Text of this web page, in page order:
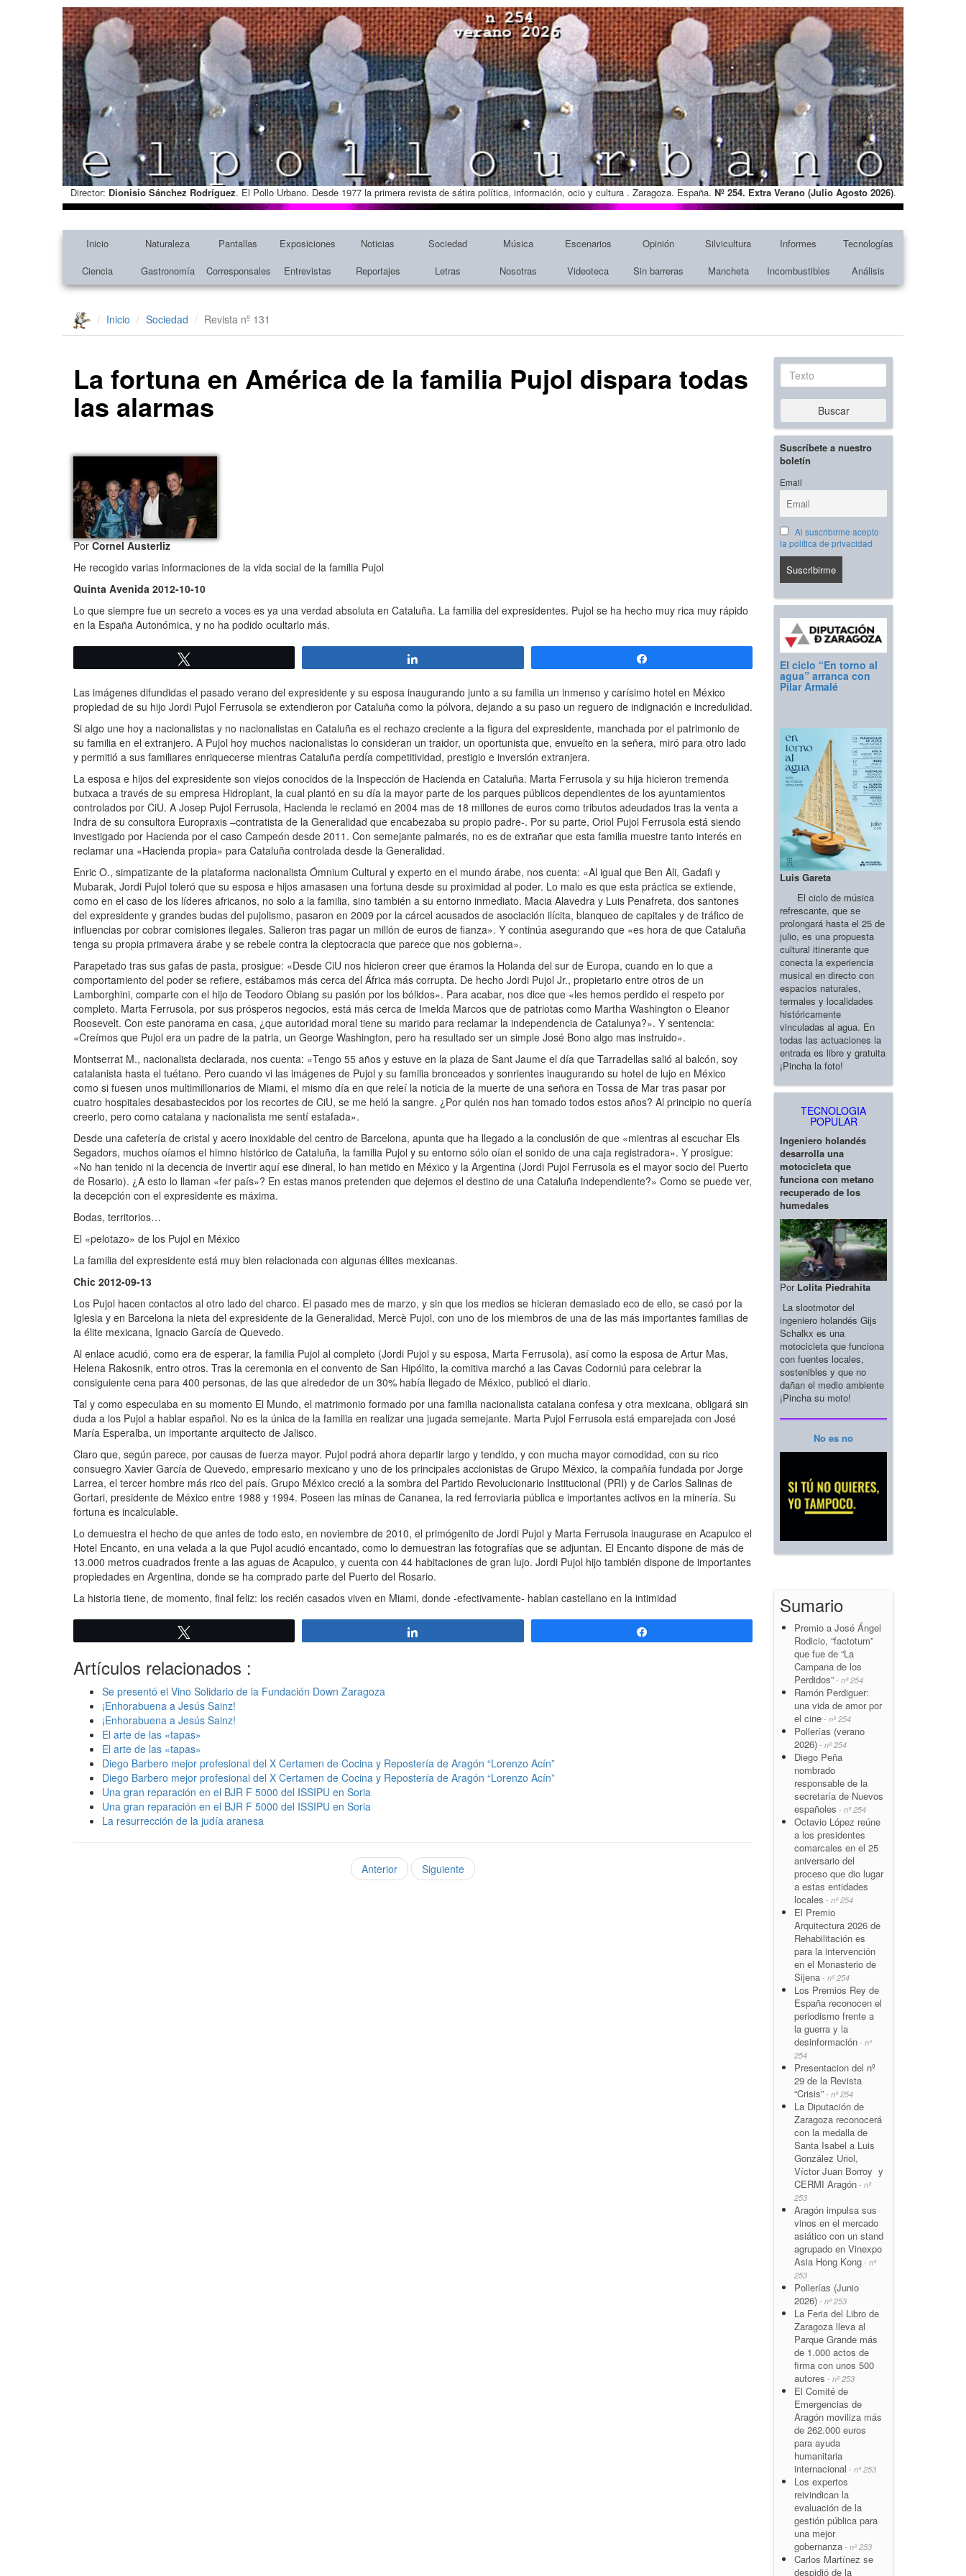
Director: Dionisio Sánchez Rodríguez. El Pollo Urbano. Desde 1977 la primera revista de sátira política, información, ocio y cultura . Zaragoza. España. Nº 254. Extra Verano (Julio Agosto 2026).
Inicio Naturaleza Pantallas Exposiciones Noticias Sociedad Música Escenarios Opinión Silvicultura Informes
Tecnologías
Ciencia
Gastronomía Corresponsales Entrevistas Reportajes Letras Nosotras Videoteca Sin barreras Mancheta Incombustibles Análisis
Inicio Sociedad Revista nº 131
La fortuna en América de la familia Pujol dispara todas
las alarmas
PorCornel Austerliz
He recogido varias informaciones de la vida social de la familia Pujol
Quinta Avenida 2012-10-10
Lo que siempre fue un secreto a voces es ya una verdad absoluta en Cataluña. La familia del expresidentes. Pujol se ha hecho muy rica muy rápido
en la España Autonómica, y no ha podido ocultarlo más.
Las imágenes difundidas el pasado verano del expresidente y su esposa inaugurando junto a su familia un inmenso y carísimo hotel en México
propiedad de su hijo Jordi Pujol Ferrusola se extendieron por Cataluña como la pólvora, dejando a su paso un reguero de indignación e incredulidad.
Si algo une hoy a nacionalistas y no nacionalistas en Cataluña es el rechazo creciente a la figura del expresidente, manchada por el patrimonio de
su familia en el extranjero. A Pujol hoy muchos nacionalistas lo consideran un traidor, un oportunista que, envuelto en la señera, miró para otro lado
y permitió a sus familiares enriquecerse mientras Cataluña perdía competitividad, prestigio e inversión extranjera.
La esposa e hijos del expresidente son viejos conocidos de la Inspección de Hacienda en Cataluña. Marta Ferrusola y su hija hicieron tremenda
butxaca a través de su empresa Hidroplant, la cual plantó en su día la mayor parte de los parques públicos dependientes de los ayuntamientos
controlados por CiU. A Josep Pujol Ferrusola, Hacienda le reclamó en 2004 mas de 18 millones de euros como tributos adeudados tras la venta a
Indra de su consultora Europraxis –contratista de la Generalidad que encabezaba su propio padre-. Por su parte, Oriol Pujol Ferrusola está siendo
investigado por Hacienda por el caso Campeón desde 2011. Con semejante palmarés, no es de extrañar que esta familia muestre tanto interés en
reclamar una «Hacienda propia» para Cataluña controlada desde la Generalidad.
Enric O., simpatizante de la plataforma nacionalista Ómnium Cultural y experto en el mundo árabe, nos cuenta: «Al igual que Ben Ali, Gadafi y
Mubarak, Jordi Pujol toleró que su esposa e hijos amasasen una fortuna desde su proximidad al poder. Lo malo es que esta práctica se extiende,
como en el caso de los líderes africanos, no solo a la familia, sino también a su entorno inmediato. Macia Alavedra y Luis Penafreta, dos santones
del expresidente y grandes budas del pujolismo, pasaron en 2009 por la cárcel acusados de asociación ilícita, blanqueo de capitales y de tráfico de
influencias por cobrar comisiones ilegales. Salieron tras pagar un millón de euros de fianza». Y continúa asegurando que «es hora de que Cataluña
tenga su propia primavera árabe y se rebele contra la cleptocracia que parece que nos gobierna».
Parapetado tras sus gafas de pasta, prosigue: «Desde CiU nos hicieron creer que éramos la Holanda del sur de Europa, cuando en lo que a
comportamiento del poder se refiere, estábamos más cerca del África más corrupta. De hecho Jordi Pujol Jr., propietario entre otros de un
Lamborghini, comparte con el hijo de Teodoro Obiang su pasión por los bólidos». Para acabar, nos dice que «les hemos perdido el respeto por
completo. Marta Ferrusola, por sus prósperos negocios, está más cerca de Imelda Marcos que de patriotas como Martha Washington o Eleanor
Roosevelt. Con este panorama en casa, ¿que autoridad moral tiene su marido para reclamar la independencia de Catalunya?». Y sentencia:
«Creímos que Pujol era un padre de la patria, un George Washington, pero ha resultado ser un simple José Bono algo mas instruido».
Montserrat M., nacionalista declarada, nos cuenta: «Tengo 55 años y estuve en la plaza de Sant Jaume el día que Tarradellas salió al balcón, soy
catalanista hasta el tuétano. Pero cuando vi las imágenes de Pujol y su familia bronceados y sonrientes inaugurando su hotel de lujo en México
como si fuesen unos multimillonarios de Miami, el mismo día en que releí la noticia de la muerte de una señora en Tossa de Mar tras pasar por
cuatro hospitales desabastecidos por los recortes de CiU, se me heló la sangre. ¿Por quién nos han tomado todos estos años? Al principio no quería
creerlo, pero como catalana y nacionalista me sentí estafada».
Desde una cafetería de cristal y acero inoxidable del centro de Barcelona, apunta que ha llegado a la conclusión de que «mientras al escuchar Els
Segadors, muchos oíamos el himno histórico de Cataluña, la familia Pujol y su entorno sólo oían el sonido de una caja registradora». Y prosigue:
«No han tenido ni la decencia de invertir aquí ese dineral, lo han metido en México y la Argentina (Jordi Pujol Ferrusola es el mayor socio del Puerto
de Rosario). ¿A esto lo llaman «fer país»? En estas manos pretenden que dejemos el destino de una Cataluña independiente?» Como se puede ver,
la decepción con el expresidente es máxima.
Bodas, territorios…
El «pelotazo» de los Pujol en México
La familia del expresidente está muy bien relacionada con algunas élites mexicanas.
Chic 2012-09-13
Los Pujol hacen contactos al otro lado del charco. El pasado mes de marzo, y sin que los medios se hicieran demasiado eco de ello, se casó por la
Iglesia y en Barcelona la nieta del expresidente de la Generalidad, Mercè Pujol, con uno de los miembros de una de las más importantes familias de
la élite mexicana, Ignacio García de Quevedo.
Al enlace acudió, como era de esperar, la familia Pujol al completo (Jordi Pujol y su esposa, Marta Ferrusola), así como la esposa de Artur Mas,
Helena Rakosnik, entro otros. Tras la ceremonia en el convento de San Hipólito, la comitiva marchó a las Cavas Codorniú para celebrar la
consiguiente cena para 400 personas, de las que alrededor de un 30% había llegado de México, publicó el diario.
Tal y como especulaba en su momento El Mundo, el matrimonio formado por una familia nacionalista catalana confesa y otra mexicana, obligará sin
duda a los Pujol a hablar español. No es la única de la familia en realizar una jugada semejante. Marta Pujol Ferrusola está emparejada con José
María Esperalba, un importante arquitecto de Jalisco.
Claro que, según parece, por causas de fuerza mayor. Pujol podrá ahora departir largo y tendido, y con mucha mayor comodidad, con su rico
consuegro Xavier García de Quevedo, empresario mexicano y uno de los principales accionistas de Grupo México, la compañía fundada por Jorge
Larrea, el tercer hombre más rico del país. Grupo México creció a la sombra del Partido Revolucionario Institucional (PRI) y de Carlos Salinas de
Gortari, presidente de México entre 1988 y 1994. Poseen las minas de Cananea, la red ferroviaria pública e importantes activos en la minería. Su
fortuna es incalculable.
Lo demuestra el hecho de que antes de todo esto, en noviembre de 2010, el primógenito de Jordi Pujol y Marta Ferrusola inaugurase en Acapulco el
Hotel Encanto, en una velada a la que Pujol acudió encantado, como lo demuestran las fotografías que se adjuntan. El Encanto dispone de más de
13.000 metros cuadrados frente a las aguas de Acapulco, y cuenta con 44 habitaciones de gran lujo. Jordi Pujol hijo también dispone de importantes
propiedades en Argentina, donde se ha comprado parte del Puerto del Rosario.
La historia tiene, de momento, final feliz: los recién casados viven en Miami, donde -efectivamente- hablan castellano en la intimidad
Artículos relacionados :
Se presentó el Vino Solidario de la Fundación Down Zaragoza
¡Enhorabuena a Jesús Sainz!
¡Enhorabuena a Jesús Sainz!
El arte de las «tapas»
El arte de las «tapas»
Diego Barbero mejor profesional del X Certamen de Cocina y Repostería de Aragón “Lorenzo Acín”
Diego Barbero mejor profesional del X Certamen de Cocina y Repostería de Aragón “Lorenzo Acín”
Una gran reparación en el BJR F 5000 del ISSIPU en Soria
Una gran reparación en el BJR F 5000 del ISSIPU en Soria
La resurrección de la judía aranesa
Anterior Siguiente
Texto
Buscar
Suscríbete a nuestro
boletín
Email
Al suscribirme acepto
la política de privacidad
El ciclo “En torno al
agua” arranca con
Pilar Armalé
Luis Gareta
El ciclo de música
refrescante, que se
prolongará hasta el 25 de
julio, es una propuesta
cultural itinerante que
conecta la experiencia
musical en directo con
espacios naturales,
termales y localidades
históricamente
vinculadas al agua. En
todas las actuaciones la
entrada es libre y gratuita
¡Pincha la foto!
TECNOLOGIA
POPULAR
Ingeniero holandés
desarrolla una
motocicleta que
funciona con metano
recuperado de los
humedales
Por Lolita Piedrahita
La slootmotor del
ingeniero holandés Gijs
Schalkx es una
motocicleta que funciona
con fuentes locales,
sostenibles y que no
dañan el medio ambiente
¡Pincha su moto!
No es no
Sumario
Premio a José Ángel
Rodicio, “factotum”
que fue de “La
Campana de los
Perdidos” - nº 254
Ramón Perdiguer:
una vida de amor por
el cine - nº 254
Pollerías (verano
2026) - nº 254
Diego Peña
nombrado
responsable de la
secretaría de Nuevos
españoles - nº 254
Octavio López reúne
a los presidentes
comarcales en el 25
aniversario del
proceso que dio lugar
a estas entidades
locales - nº 254
El Premio
Arquitectura 2026 de
Rehabilitación es
para la intervención
en el Monasterio de
Sijena - nº 254
Los Premios Rey de
España reconocen el
periodismo frente a
la guerra y la
desinformación - nº
254
Presentacion del nº
29 de la Revista
“Crisis” - nº 254
La Diputación de
Zaragoza reconocerá
con la medalla de
Santa Isabel a Luis
González Uriol,
Víctor Juan Borroy y
CERMI Aragón - nº
253
Aragón impulsa sus
vinos en el mercado
asiático con un stand
agrupado en Vinexpo
Asia Hong Kong - nº
253
Pollerías (Junio
2026) - nº 253
La Feria del Libro de
Zaragoza lleva al
Parque Grande más
de 1.000 actos de
firma con unos 500
autores - nº 253
El Comité de
Emergencias de
Aragón moviliza más
de 262.000 euros
para ayuda
humanitaria
internacional - nº 253
Los expertos
reivindican la
evaluación de la
gestión pública para
una mejor
gobernanza - nº 253
Carlos Martínez se
despidió de la